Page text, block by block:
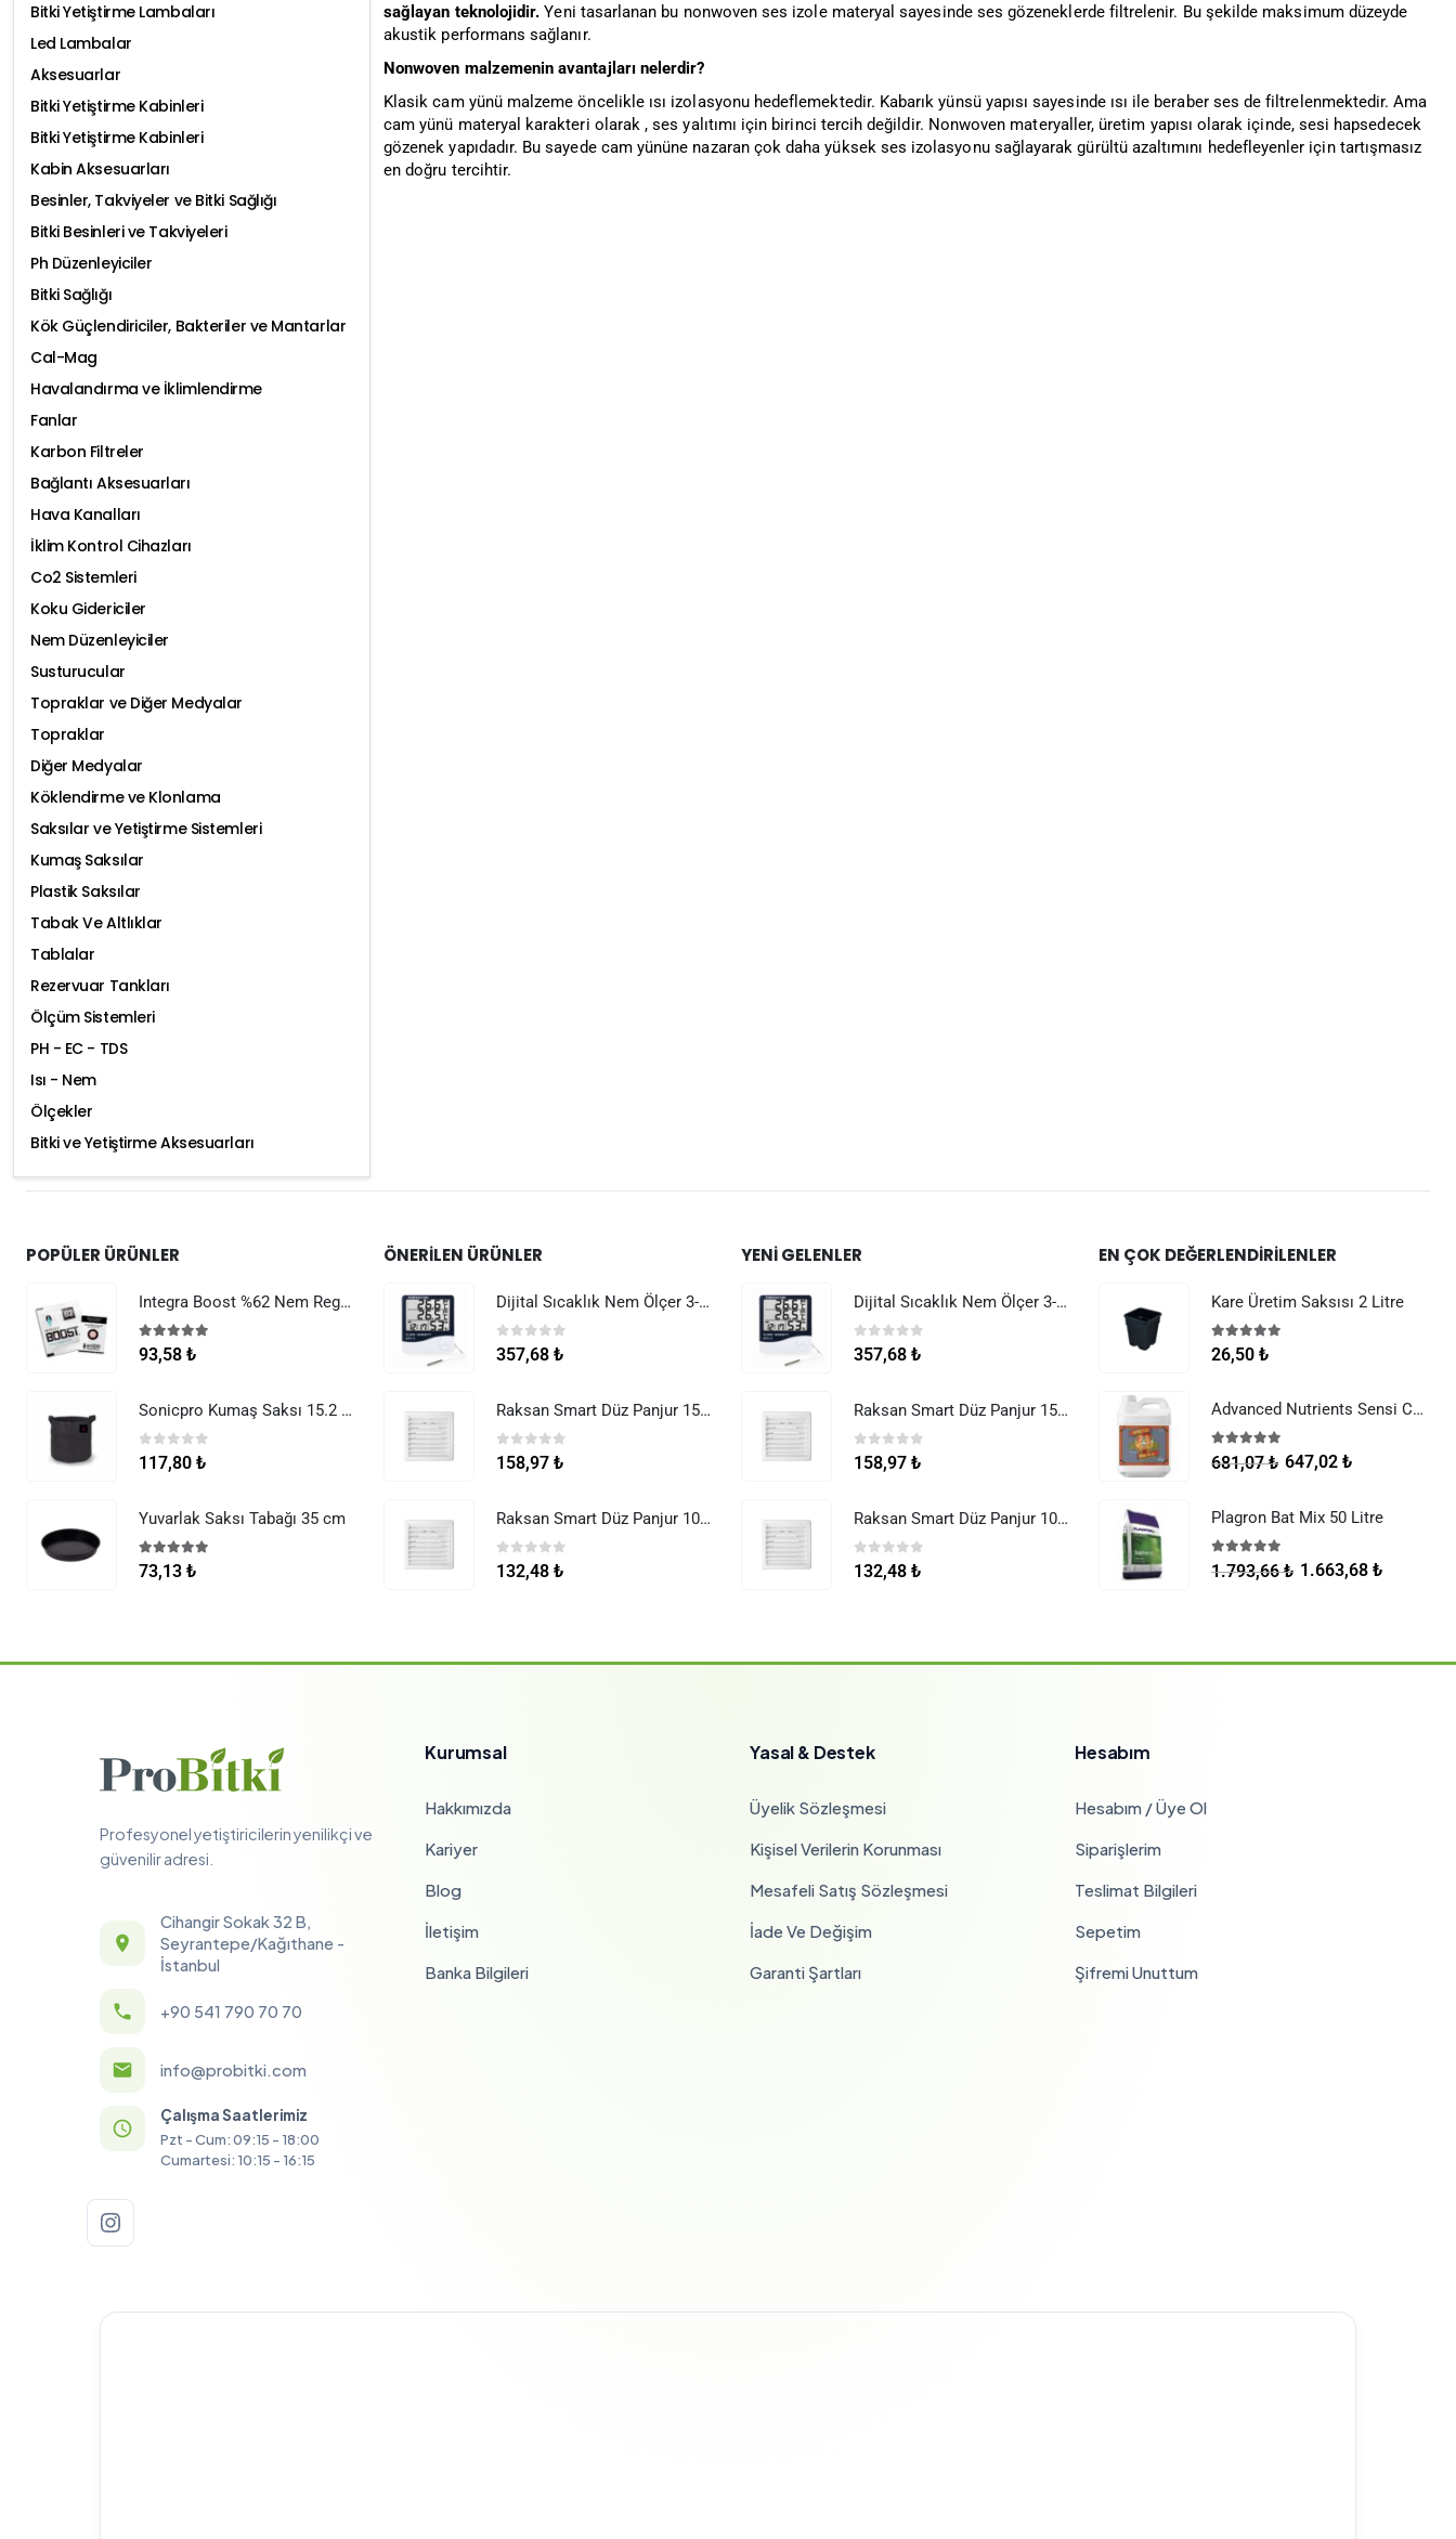
sağlayan teknolojidir. Yeni tasarlanan bu nonwoven ses izole materyal sayesinde ses gözeneklerde filtrelenir. Bu şekilde maksimum düzeyde
akustik performans sağlanır.
Nonwoven malzemenin avantajları nelerdir?
Klasik cam yünü malzeme öncelikle ısı izolasyonu hedeflemektedir. Kabarık yünsü yapısı sayesinde ısı ile beraber ses de filtrelenmektedir. Ama
cam yünü materyal karakteri olarak , ses yalıtımı için birinci tercih değildir. Nonwoven materyaller, üretim yapısı olarak içinde, sesi hapsedecek
gözenek yapıdadır. Bu sayede cam yününe nazaran çok daha yüksek ses izolasyonu sağlayarak gürültü azaltımını hedefleyenler için tartışmasız
en doğru tercihtir.
Bitki Yetiştirme Lambaları
Led Lambalar
Aksesuarlar
Bitki Yetiştirme Kabinleri
Bitki Yetiştirme Kabinleri
Kabin Aksesuarları
Besinler, Takviyeler ve Bitki Sağlığı
Bitki Besinleri ve Takviyeleri
Ph Düzenleyiciler
Bitki Sağlığı
Kök Güçlendiriciler, Bakteriler ve Mantarlar
Cal-Mag
Havalandırma ve İklimlendirme
Fanlar
Karbon Filtreler
Bağlantı Aksesuarları
Hava Kanalları
İklim Kontrol Cihazları
Co2 Sistemleri
Koku Gidericiler
Nem Düzenleyiciler
Susturucular
Topraklar ve Diğer Medyalar
Topraklar
Diğer Medyalar
Köklendirme ve Klonlama
Saksılar ve Yetiştirme Sistemleri
Kumaş Saksılar
Plastik Saksılar
Tabak Ve Altlıklar
Tablalar
Rezervuar Tankları
Ölçüm Sistemleri
PH - EC - TDS
Isı - Nem
Ölçekler
Bitki ve Yetiştirme Aksesuarları
POPÜLER ÜRÜNLER
Integra Boost %62 Nem Regülatörü 8 g
5.005 üzerinden
93,58 ₺
Sonicpro Kumaş Saksı 15.2 Litre (4 Galon)
0 5 üzerinden
117,80 ₺
Yuvarlak Saksı Tabağı 35 cm
5.00 5 üzerinden
73,13 ₺
ÖNERILEN ÜRÜNLER
Dijital Sıcaklık Nem Ölçer 3-1 Sensör Kablolu
05 üzerinden
357,68 ₺
Raksan Smart Düz Panjur 150 mm Sinek Telli
0 5 üzerinden
158,97 ₺
Raksan Smart Düz Panjur 100 mm Sinek Telli
0 5 üzerinden
132,48 ₺
YENI GELENLER
Dijital Sıcaklık Nem Ölçer 3-1 Sensör Kablolu
05 üzerinden
357,68 ₺
Raksan Smart Düz Panjur 150 mm Sinek Telli
0 5 üzerinden
158,97 ₺
Raksan Smart Düz Panjur 100 mm Sinek Telli
0 5 üzerinden
132,48 ₺
EN ÇOK DEĞERLENDIRILENLER
Kare Üretim Saksısı 2 Litre
5.005 üzerinden
26,50 ₺
Advanced Nutrients Sensi Cal Mag Xtra 250 ml
5.00 5 üzerinden
681,07₺ 647,02 ₺
Plagron Bat Mix 50 Litre
5.00 5 üzerinden
1.793,66₺ 1.663,68 ₺
Profesyonel yetiştiricilerin yenilikçi ve
güvenilir adresi.
Cihangir Sokak 32 B,
Seyrantepe/Kağıthane -
İstanbul
+90 541 790 70 70
info@probitki.com
Çalışma Saatlerimiz
Pzt - Cum: 09:15 - 18:00
Cumartesi: 10:15 - 16:15
Kurumsal
Hakkımızda
Kariyer
Blog
İletişim
Banka Bilgileri
Yasal & Destek
Üyelik Sözleşmesi
Kişisel Verilerin Korunması
Mesafeli Satış Sözleşmesi
İade Ve Değişim
Garanti Şartları
Hesabım
Hesabım / Üye Ol
Siparişlerim
Teslimat Bilgileri
Sepetim
Şifremi Unuttum